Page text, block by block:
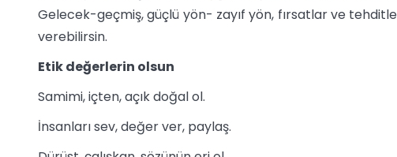
Gelecek-geçmiş, güçlü yön- zayıf yön, fırsatlar ve
verebilirsin.
Etik değerlerin olsun
Samimi, içten, açık doğal ol.
İnsanları sev, değer ver, paylaş.